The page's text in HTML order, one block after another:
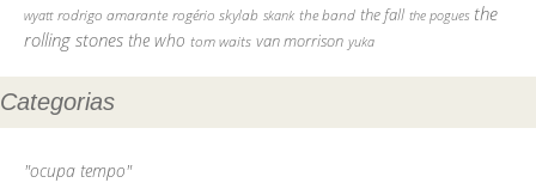
wyatt rodrigo amarante rogério skylab skank the band the fall the pogues the
rolling stones the who tom waits van morrison yuka
Categorias
"ocupa tempo"